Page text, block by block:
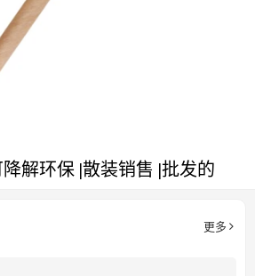
解环保 |散装销售 |批发的
更多